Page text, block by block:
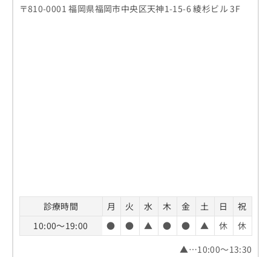
〒810-0001 福岡県福岡市中央区天神1-15-6 綾杉ビル 3F
診療時間 月 火 水 木 金 土 日
祝
10:00～19:00
● ● ▲ ● ● ▲ 休
休
▲…10:00～13:30